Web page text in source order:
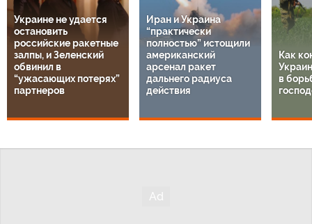
Украине не удается
остановить
российские ракетные
залпы, и Зеленский
обвинил в
“ужасающих потерях”
партнеров
Иран и Украина
“практически
полностью” истощили
американский
арсенал ракет
дальнего радиуса
действия
Как
в